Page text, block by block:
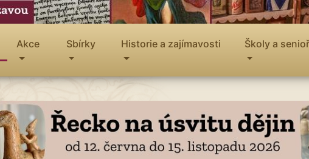
Akce Sbírky Historie a zajímavosti Školy a